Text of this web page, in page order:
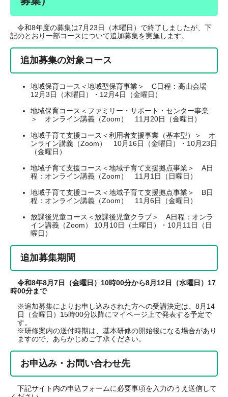
令和8年度の募集は7月23日（木曜日）で終了しましたが、下
記のとおり一部コースについて追加募集を実施します。
追加募集の対象コース
地域保育コース＜地域型保育事業＞ C日程：高山会場
12月3日（木曜日）・12月4日（金曜日）
地域保育コース＜ファミリー・サポート・センター事業
＞ オンライン講義（Zoom） 11月20日（金曜日）
地域子育て支援コース＜利用者支援事業（基本型）＞ オ
ンライン講義（Zoom） 10月16日（金曜日）・10月23日
（金曜日）
地域子育て支援コース＜地域子育て支援拠点事業＞ A日
程：オンライン講義（Zoom） 11月1日（日曜日）
地域子育て支援コース＜地域子育て支援拠点事業＞ B日
程：オンライン講義（Zoom） 11月6日（金曜日）
放課後児童コース＜放課後児童クラブ＞ A日程：オンラ
イン講義（Zoom） 10月10日（土曜日）・10月11日（日
曜日）
追加募集期間
令和8年8月7日（金曜日）10時00分から8月12日（水曜日）17
時00分まで
※追加募集によりお申し込みされた方への受講決定は、8月14
日（金曜日）15時00分以降にマイページ上で発表する予定で
す。
※研修案内の送付時期は、基本研修の開始後になる場合があり
ますので、あらかじめご了承ください。
お申込み・お問い合わせ先
下記サイト内の申込フォームに必要事項を入力のうえ送信して